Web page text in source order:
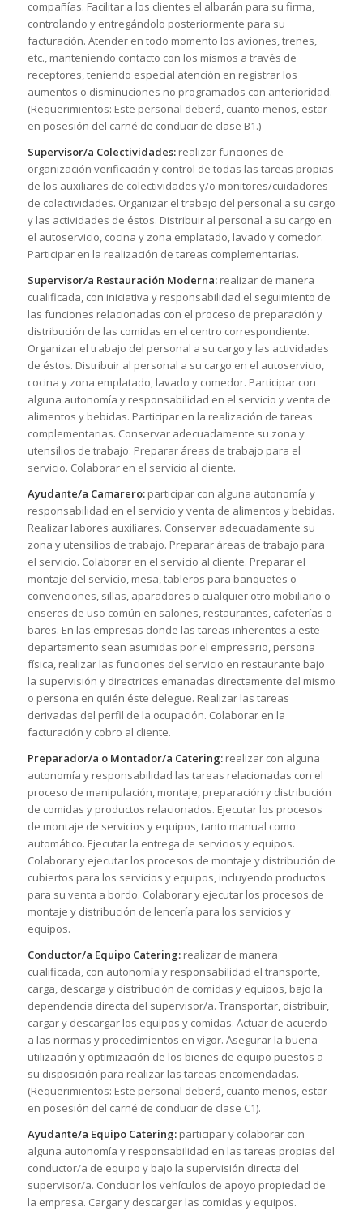
compañías. Facilitar a los clientes el albarán para su firma,
controlando y entregándolo posteriormente para su
facturación. Atender en todo momento los aviones, trenes,
etc., manteniendo contacto con los mismos a través de
receptores, teniendo especial atención en registrar los
aumentos o disminuciones no programados con anterioridad.
(Requerimientos: Este personal deberá, cuanto menos, estar
en posesión del carné de conducir de clase B1.)
Supervisor/a Colectividades:realizar funciones de
organización verificación y control de todas las tareas propias
de los auxiliares de colectividades y/o monitores/cuidadores
de colectividades. Organizar el trabajo del personal a su cargo
y las actividades de éstos. Distribuir al personal a su cargo en
el autoservicio, cocina y zona emplatado, lavado y comedor.
Participar en la realización de tareas complementarias.
Supervisor/a Restauración Moderna:realizar de manera
cualificada, con iniciativa y responsabilidad el seguimiento de
las funciones relacionadas con el proceso de preparación y
distribución de las comidas en el centro correspondiente.
Organizar el trabajo del personal a su cargo y las actividades
de éstos. Distribuir al personal a su cargo en el autoservicio,
cocina y zona emplatado, lavado y comedor. Participar con
alguna autonomía y responsabilidad en el servicio y venta de
alimentos y bebidas. Participar en la realización de tareas
complementarias. Conservar adecuadamente su zona y
utensilios de trabajo. Preparar áreas de trabajo para el
servicio. Colaborar en el servicio al cliente.
Ayudante/a Camarero:participar con alguna autonomía y
responsabilidad en el servicio y venta de alimentos y bebidas.
Realizar labores auxiliares. Conservar adecuadamente su
zona y utensilios de trabajo. Preparar áreas de trabajo para
el servicio. Colaborar en el servicio al cliente. Preparar el
montaje del servicio, mesa, tableros para banquetes o
convenciones, sillas, aparadores o cualquier otro mobiliario o
enseres de uso común en salones, restaurantes, cafeterías o
bares. En las empresas donde las tareas inherentes a este
departamento sean asumidas por el empresario, persona
física, realizar las funciones del servicio en restaurante bajo
la supervisión y directrices emanadas directamente del mismo
o persona en quién éste delegue. Realizar las tareas
derivadas del perfil de la ocupación. Colaborar en la
facturación y cobro al cliente.
Preparador/a o Montador/a Catering:realizar con alguna
autonomía y responsabilidad las tareas relacionadas con el
proceso de manipulación, montaje, preparación y distribución
de comidas y productos relacionados. Ejecutar los procesos
de montaje de servicios y equipos, tanto manual como
automático. Ejecutar la entrega de servicios y equipos.
Colaborar y ejecutar los procesos de montaje y distribución de
cubiertos para los servicios y equipos, incluyendo productos
para su venta a bordo. Colaborar y ejecutar los procesos de
montaje y distribución de lencería para los servicios y
equipos.
Conductor/a Equipo Catering:realizar de manera
cualificada, con autonomía y responsabilidad el transporte,
carga, descarga y distribución de comidas y equipos, bajo la
dependencia directa del supervisor/a. Transportar, distribuir,
cargar y descargar los equipos y comidas. Actuar de acuerdo
a las normas y procedimientos en vigor. Asegurar la buena
utilización y optimización de los bienes de equipo puestos a
su disposición para realizar las tareas encomendadas.
(Requerimientos: Este personal deberá, cuanto menos, estar
en posesión del carné de conducir de clase C1).
Ayudante/a Equipo Catering:participar y colaborar con
alguna autonomía y responsabilidad en las tareas propias del
conductor/a de equipo y bajo la supervisión directa del
supervisor/a. Conducir los vehículos de apoyo propiedad de
la empresa. Cargar y descargar las comidas y equipos.